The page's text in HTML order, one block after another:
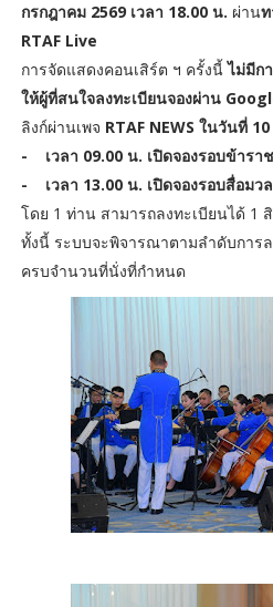
กรกฎาคม 2569 เวลา 18.00 น. ผ่านท
RTAF Live
การจัดแสดงคอนเสิร์ต ฯ ครั้งนี้ไม่มีก
ให้ผู้ที่สนใจลงทะเบียนจองผ่าน
ลิงก์ผ่านเพจ RTAF NEWS ในวันที่
- เวลา 09.00 น. เปิดจองรอบข้ารา
- เวลา 13.00 น. เปิดจองรอบสื่อม
โดย 1 ท่าน สามารถลงทะเบียนได้ 1
ทั้งนี้ ระบบจะพิจารณาตามลำดับการ
ครบจำนวนที่นั่งที่กำหนด